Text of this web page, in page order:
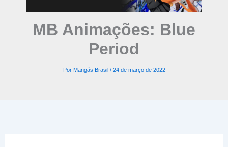
MB Animações: Blue
Period
Por Mangás Brasil / 24 de março de 2022